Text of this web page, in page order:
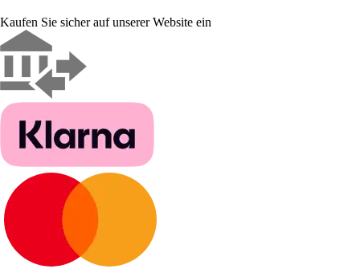
Kaufen Sie sicher auf unserer Website ein